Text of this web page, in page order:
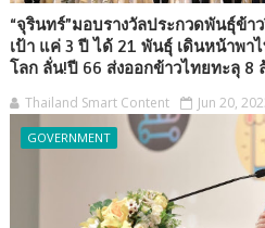
“จุรินทร์”มอบรางวัลประกวดพันธุ์ข้
เป้า แค่ 3 ปี ได้ 21 พันธุ์ เดินหน้าพา
โลก ลั่น!ปี 66 ส่งออกข้าวไทยทะลุ 8
Thailand Smart Content Jun 20,
GOVERNMENT